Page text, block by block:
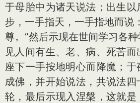
于母胎中为诸天说法；出生
步，一手指天，一手指地而说
尊。”然后示现在世间学习各种
见人间有生、老、病、死苦
座下一手按地明心而降魔；
成佛，并开始说法，共说法
轮，最后示现入涅槃，这就